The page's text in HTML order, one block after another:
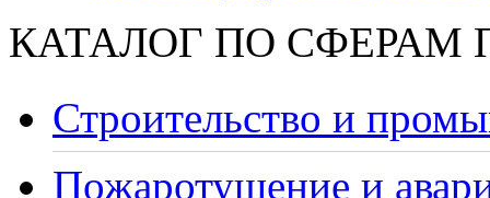
КАТАЛОГ ПО СФЕРАМ
Строительство и
Пожаротушение и